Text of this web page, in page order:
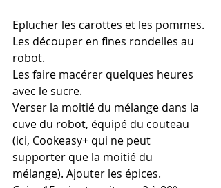
Eplucher les carottes et les pommes.
Les découper en fines rondelles au
robot.
Les faire macérer quelques heures
avec le sucre.
Verser la moitié du mélange dans la
cuve du robot, équipé du couteau
(ici, Cookeasy+ qui ne peut
supporter que la moitié du
mélange). Ajouter les épices.